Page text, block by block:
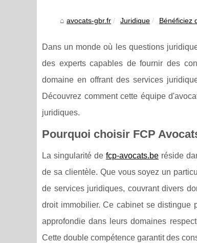
avocats-gbr.fr Juridique Bénéficiez
Dans un monde où les questions
des experts capables de fournir des
domaine en offrant des services
Découvrez comment cette équipe
juridiques.
Pourquoi choisir FCP
La singularité de fcp-avocats.beréside
de sa clientèle. Que vous soyez un
de services juridiques, couvrant divers
droit immobilier. Ce cabinet se distingue
approfondie dans leurs domaines
Cette double compétence garantit des